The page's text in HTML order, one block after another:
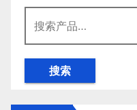
索：
搜索